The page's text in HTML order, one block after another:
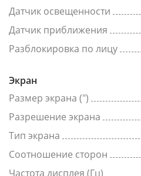
Датчик освещенности
Датчик приближения
Разблокировка по лицу
Экран
Размер экрана (")
Разрешение экрана
Тип экрана
Соотношение сторон
Частота дисплея (Гц)